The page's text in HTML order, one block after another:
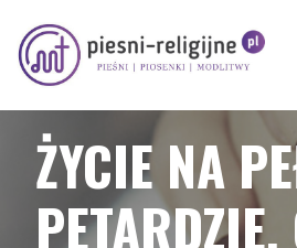
treści
PIOSENKI I PIEŚNI
ŻYCIE NA